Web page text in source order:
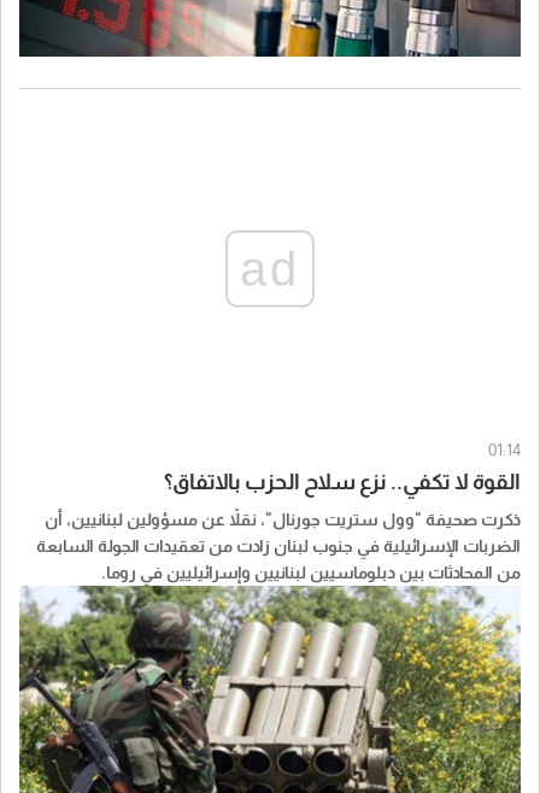
ad
01:14
القوة لا تكفي.. نزع سلاح الحزب بالاتفاق؟
ذكرت صحيفة "​وول ستريت جورنال​"، نقلاً عن مسؤولين ​لبنانيين، أن
الضربات الإسرائيلية في جنوب لبنان زادت من تعقيدات الجولة السابعة
من المحادثات بين دبلوماسيين لبنانيين وإسرائيليين في روما.